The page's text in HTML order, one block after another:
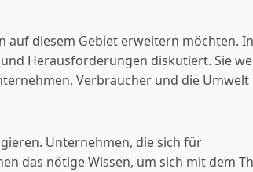
auf diesem Gebiet erweitern möchten. In
Herausforderungen diskutiert. Sie
Verbraucher und die Umwelt
Unternehmen, die sich für
das nötige Wissen, um sich mit dem